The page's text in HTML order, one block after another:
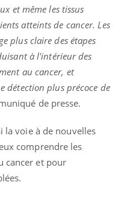
et même les tissus
atteints de cancer. Les
plus claire des étapes
à l'intérieur des
au cancer, et
détection plus précoce de
de presse.
la voie à de nouvelles
comprendre les
cancer et pour